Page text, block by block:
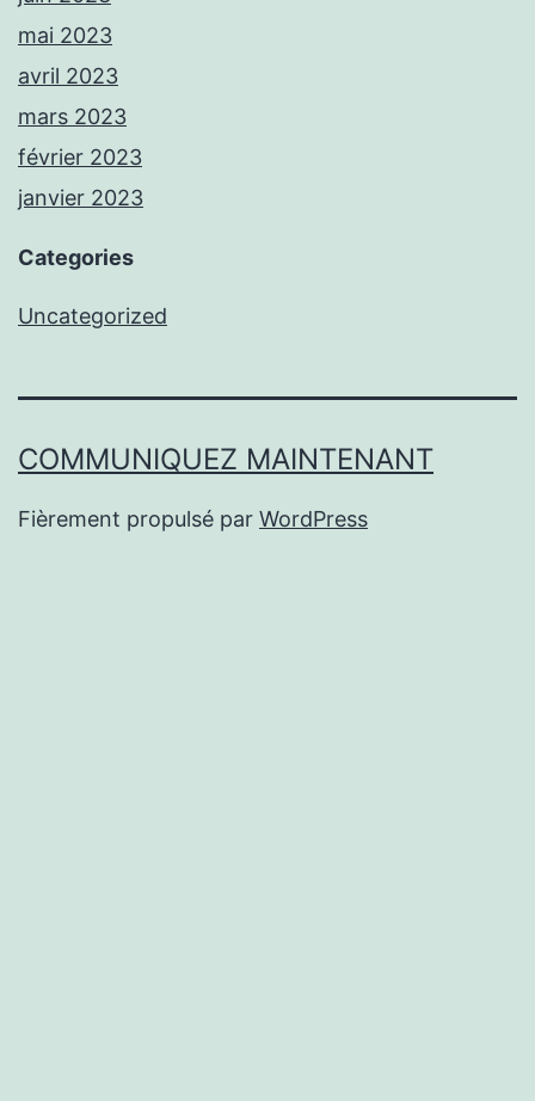
mai 2023
avril 2023
mars 2023
février 2023
janvier 2023
Categories
Uncategorized
COMMUNIQUEZ MAINTENANT
Fièrement propulsé par WordPress